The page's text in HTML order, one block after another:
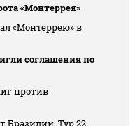
«Монтеррея»
«Монтеррею» в
соглашения по
против
Бразилии. Тур 22